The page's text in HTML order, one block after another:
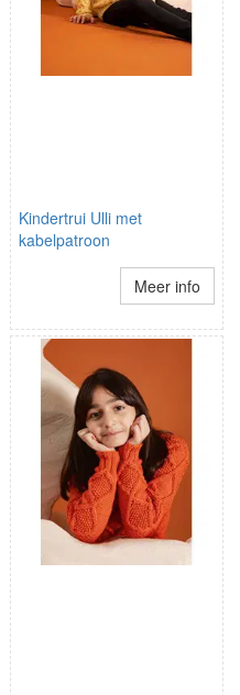
Kindertrui Ulli met
kabelpatroon
Meer info